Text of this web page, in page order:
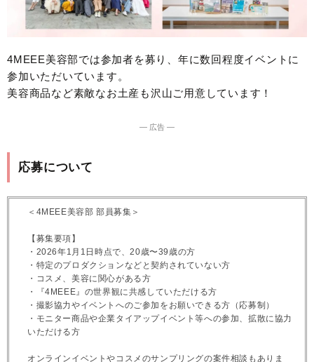
4MEEE美容部では参加者を募り、年に数回程度イベントに
参加いただいています。
美容商品など素敵なお土産も沢山ご用意しています！
― 広告 ―
応募について
＜4MEEE美容部 部員募集＞
【募集要項】
・2026年1月1日時点で、20歳〜39歳の方
・特定のプロダクションなどと契約されていない方
・コスメ、美容に関心がある方
・『4MEEE』の世界観に共感していただける方
・撮影協力やイベントへのご参加をお願いできる方（応募制）
・モニター商品や企業タイアップイベント等への参加、拡散に協力
いただける方
オンラインイベントやコスメのサンプリングの案件相談もありま